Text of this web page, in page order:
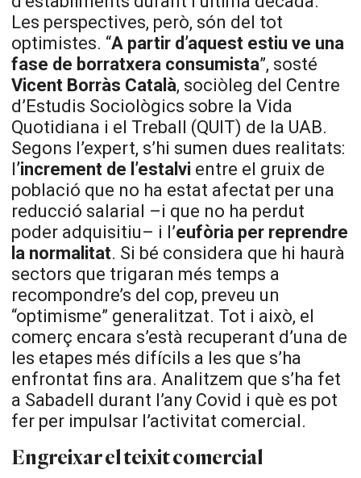
Les perspectives, però, són del tot
optimistes. “A partir d’aquest estiu ve una
fase de borratxera consumista”, sosté
Vicent Borràs Català, sociòleg del Centre
d’Estudis Sociològics sobre la Vida
Quotidiana i el Treball (QUIT) de la UAB.
Segons l’expert, s’hi sumen dues realitats:
l’increment de l’estalvi entre el gruix de
població que no ha estat afectat per una
reducció salarial –i que no ha perdut
poder adquisitiu– i l’eufòria per reprendre
la normalitat. Si bé considera que hi haurà
sectors que trigaran més temps a
recompondre’s del cop, preveu un
“optimisme” generalitzat. Tot i això, el
comerç encara s’està recuperant d’una de
les etapes més difícils a les que s’ha
enfrontat fins ara. Analitzem que s’ha fet
a Sabadell durant l’any Covid i què es pot
fer per impulsar l’activitat comercial.
Engreixar el teixit comercial